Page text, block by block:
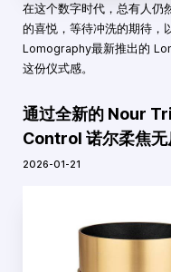
在这个数字时代，总有人
的喜悦，等待冲洗的期待，
Lomography最新推出的
这份仪式感。
通过全新的 Nour
Control 诺尔柔焦无
2026-01-21